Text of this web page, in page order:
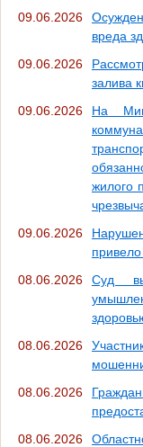
09.06.2026
вреда
09.06.2026
залива
09.06.2026
На
жилого
09.06.2026
08.06.2026
Суд
08.06.2026
08.06.2026
08.06.2026